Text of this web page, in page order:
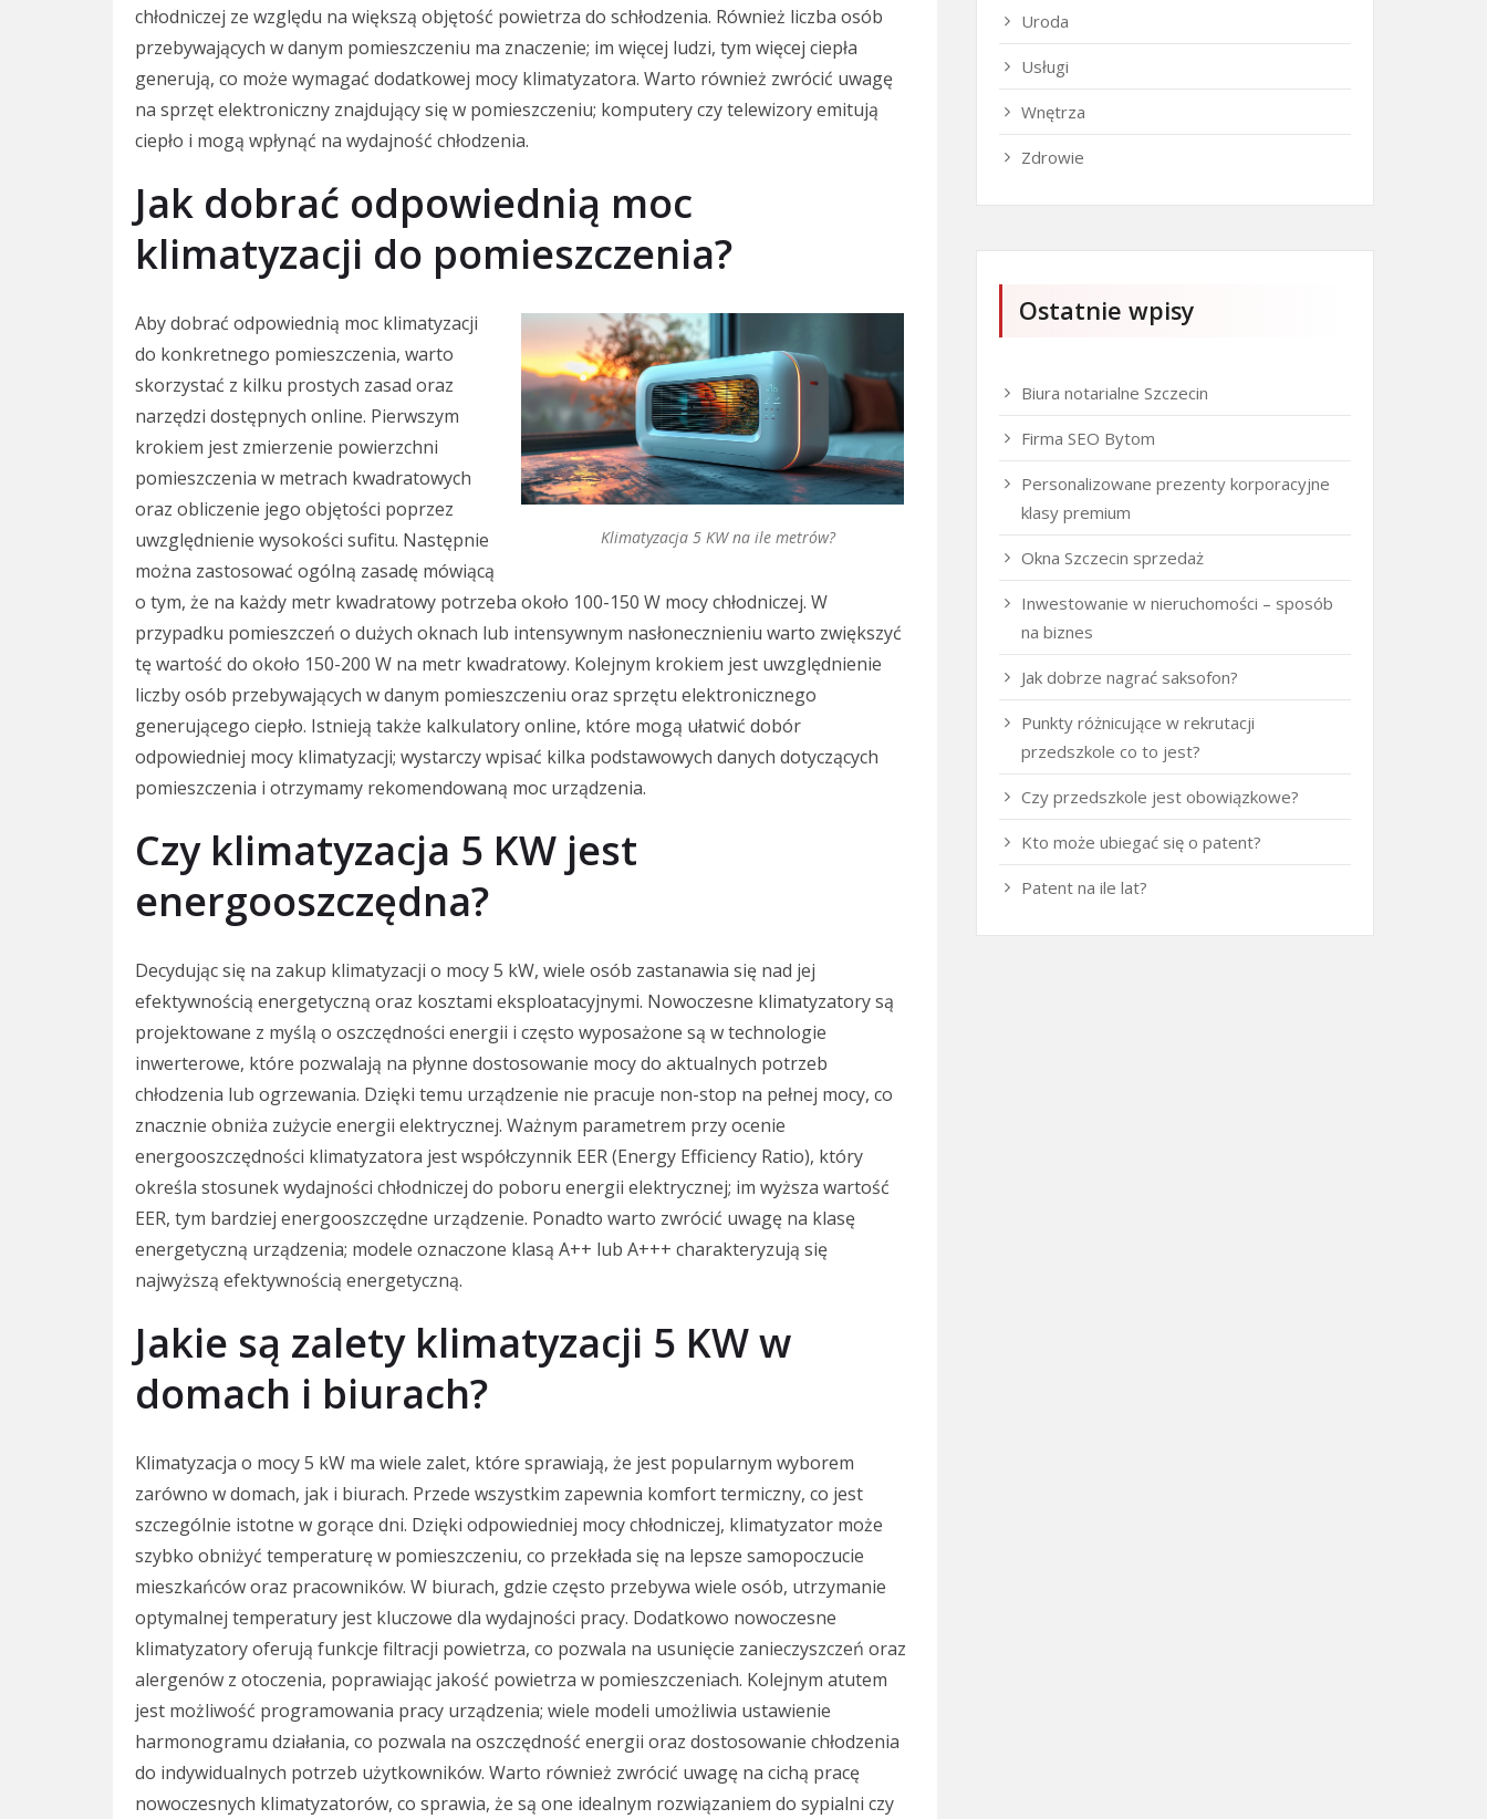
chłodniczej ze względu na większą objętość powietrza do schłodzenia. Również liczba osób
przebywających w danym pomieszczeniu ma znaczenie; im więcej ludzi, tym więcej ciepła
generują, co może wymagać dodatkowej mocy klimatyzatora. Warto również zwrócić uwagę
na sprzęt elektroniczny znajdujący się w pomieszczeniu; komputery czy telewizory emitują
ciepło i mogą wpłynąć na wydajność chłodzenia.
Jak dobrać odpowiednią moc
klimatyzacji do pomieszczenia?
Klimatyzacja 5 KW na ile metrów?
Aby dobrać odpowiednią moc klimatyzacji
do konkretnego pomieszczenia, warto
skorzystać z kilku prostych zasad oraz
narzędzi dostępnych online. Pierwszym
krokiem jest zmierzenie powierzchni
pomieszczenia w metrach kwadratowych
oraz obliczenie jego objętości poprzez
uwzględnienie wysokości sufitu. Następnie
można zastosować ogólną zasadę mówiącą
o tym, że na każdy metr kwadratowy potrzeba około 100-150 W mocy chłodniczej. W
przypadku pomieszczeń o dużych oknach lub intensywnym nasłonecznieniu warto zwiększyć
tę wartość do około 150-200 W na metr kwadratowy. Kolejnym krokiem jest uwzględnienie
liczby osób przebywających w danym pomieszczeniu oraz sprzętu elektronicznego
generującego ciepło. Istnieją także kalkulatory online, które mogą ułatwić dobór
odpowiedniej mocy klimatyzacji; wystarczy wpisać kilka podstawowych danych dotyczących
pomieszczenia i otrzymamy rekomendowaną moc urządzenia.
Czy klimatyzacja 5 KW jest
energooszczędna?
Decydując się na zakup klimatyzacji o mocy 5 kW, wiele osób zastanawia się nad jej
efektywnością energetyczną oraz kosztami eksploatacyjnymi. Nowoczesne klimatyzatory są
projektowane z myślą o oszczędności energii i często wyposażone są w technologie
inwerterowe, które pozwalają na płynne dostosowanie mocy do aktualnych potrzeb
chłodzenia lub ogrzewania. Dzięki temu urządzenie nie pracuje non-stop na pełnej mocy, co
znacznie obniża zużycie energii elektrycznej. Ważnym parametrem przy ocenie
energooszczędności klimatyzatora jest współczynnik EER (Energy Efficiency Ratio), który
określa stosunek wydajności chłodniczej do poboru energii elektrycznej; im wyższa wartość
EER, tym bardziej energooszczędne urządzenie. Ponadto warto zwrócić uwagę na klasę
energetyczną urządzenia; modele oznaczone klasą A++ lub A+++ charakteryzują się
najwyższą efektywnością energetyczną.
Jakie są zalety klimatyzacji 5 KW w
domach i biurach?
Klimatyzacja o mocy 5 kW ma wiele zalet, które sprawiają, że jest popularnym wyborem
zarówno w domach, jak i biurach. Przede wszystkim zapewnia komfort termiczny, co jest
szczególnie istotne w gorące dni. Dzięki odpowiedniej mocy chłodniczej, klimatyzator może
szybko obniżyć temperaturę w pomieszczeniu, co przekłada się na lepsze samopoczucie
mieszkańców oraz pracowników. W biurach, gdzie często przebywa wiele osób, utrzymanie
optymalnej temperatury jest kluczowe dla wydajności pracy. Dodatkowo nowoczesne
klimatyzatory oferują funkcje filtracji powietrza, co pozwala na usunięcie zanieczyszczeń oraz
alergenów z otoczenia, poprawiając jakość powietrza w pomieszczeniach. Kolejnym atutem
jest możliwość programowania pracy urządzenia; wiele modeli umożliwia ustawienie
harmonogramu działania, co pozwala na oszczędność energii oraz dostosowanie chłodzenia
do indywidualnych potrzeb użytkowników. Warto również zwrócić uwagę na cichą pracę
nowoczesnych klimatyzatorów, co sprawia, że są one idealnym rozwiązaniem do sypialni czy
Uroda
Usługi
Wnętrza
Zdrowie
Ostatnie wpisy
Biura notarialne Szczecin
Firma SEO Bytom
Personalizowane prezenty korporacyjne
klasy premium
Okna Szczecin sprzedaż
Inwestowanie w nieruchomości – sposób
na biznes
Jak dobrze nagrać saksofon?
Punkty różnicujące w rekrutacji
przedszkole co to jest?
Czy przedszkole jest obowiązkowe?
Kto może ubiegać się o patent?
Patent na ile lat?